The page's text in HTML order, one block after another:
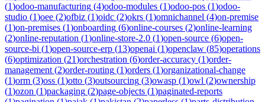
(1)odoo-manufacturing (4)odoo-modules (1)odoo-pos (1)odoo-
studio (1)oee (2)ofbiz (1)oidc (2)okrs (1)omnichannel (4)on-premise
(1)on-premises (1)onboarding (6)online-courses (2)online-learning
(2)online-reputation (1)online-store-2.0 (1)open-source (6)open-
source-bi (1)open-source-erp (13)openai (1)openclaw (85)operations
(6)optimization (21)orchestration (6)order-accuracy (1)order-
management (2)order-routing (1)orders (1)organizational-change
(1)orm (3)oss (1)otto (3)outsourcing (3)owasp (1)owl (2)ownership
(1)ozon (1)packaging (2)page-objects (1)paginated-reports